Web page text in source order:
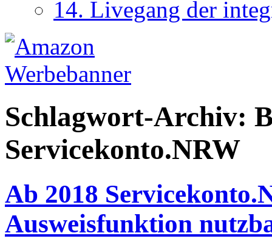
14. Livegang der
Schlagwort-Archiv:
Servicekonto.NRW
Ab 2018
Ausweisfunktion